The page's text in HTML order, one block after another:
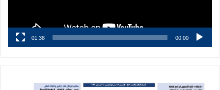
00:00
01:38